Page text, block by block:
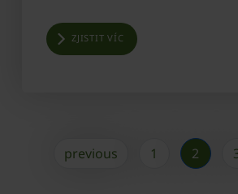
ZJISTIT VÍC
previous 1 2